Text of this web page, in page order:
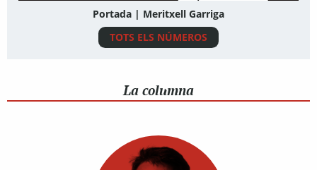
Portada | Meritxell Garriga
TOTS ELS NÚMEROS
La columna